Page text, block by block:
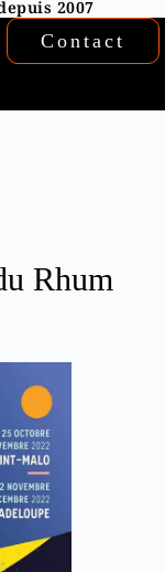
2007
Contact
Rhum